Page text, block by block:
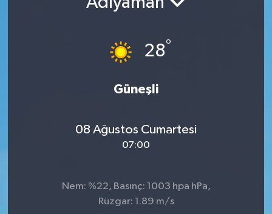
28°
Güneşli
08 Ağustos Cumartesi
07:00
Nem: %22, Basınç: 1003 hpa hPa,
Rüzgar: 1.89 m/s